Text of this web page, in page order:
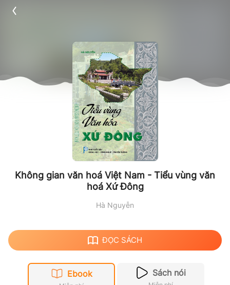
Không gian văn hoá Việt Nam - Tiểu vùng văn
hoá Xứ Đông
Hà Nguyễn
ĐỌC SÁCH
Ebook Sách nói